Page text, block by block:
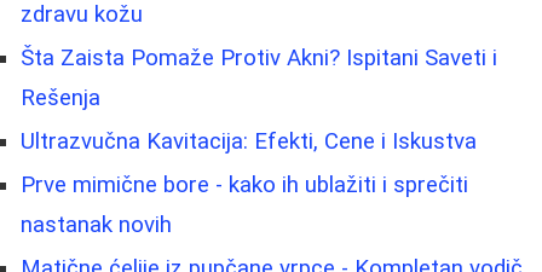
zdravu kožu
Šta Zaista Pomaže Protiv Akni? Ispitani Saveti i
Rešenja
Ultrazvučna Kavitacija: Efekti, Cene i Iskustva
Prve mimične bore - kako ih ublažiti i sprečiti
nastanak novih